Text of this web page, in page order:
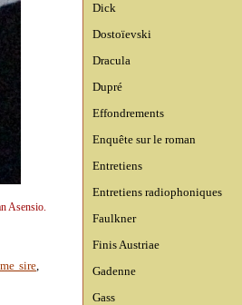
Dick
Dostoïevski
Dracula
Dupré
Effondrements
Enquête sur le roman
Entretiens
Entretiens radiophoniques
Faulkner
Finis Austriae
Gadenne
Gass
Asensio.
sire,